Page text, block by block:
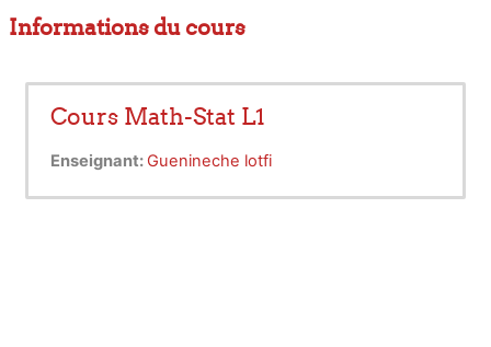
Informations du cours
Cours Math-Stat L1
Enseignant: Guenineche lotfi